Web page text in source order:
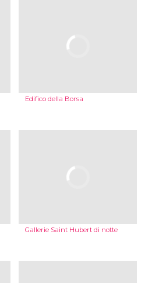
Edifico della Borsa
Gallerie Saint Hubert di notte